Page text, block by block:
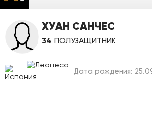
ХУАН САНЧЕС
34 ПОЛУЗАЩИТНИК
Дата рождения: